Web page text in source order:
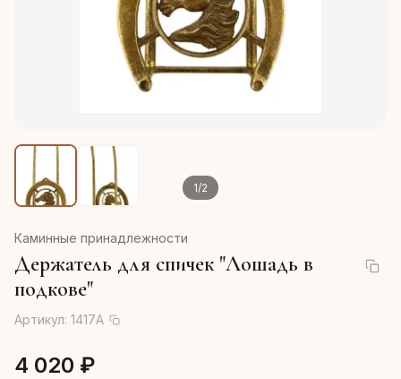
1/2
Каминные принадлежности
Держатель для спичек "Лошадь в
подкове"
Артикул: 1417A
4 020 ₽